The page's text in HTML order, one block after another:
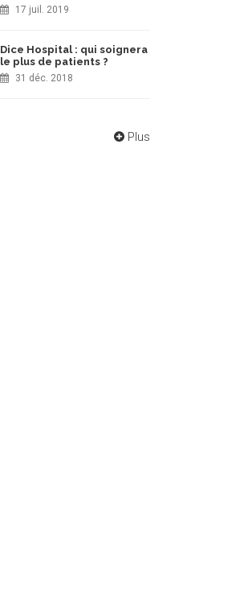
17 juil. 2019
Dice Hospital : qui soignera
le plus de patients ?
31 déc. 2018
Plus